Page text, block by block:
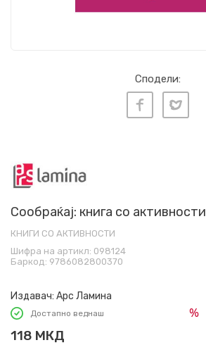
Сподели:
Сообраќај: книга со активности
КНИГИ СО АКТИВНОСТИ
Шифра на артикл: 098124
Баркод: 9786082800370
Издавач: Арс Ламина
Достапно веднаш
118 МКД